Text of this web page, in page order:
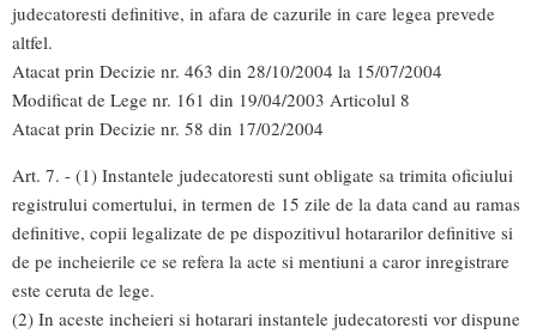
judecatoresti definitive, in afara de cazurile in care legea prevede
altfel.
Atacat prin Decizie nr. 463 din 28/10/2004 la 15/07/2004
Modificat de Lege nr. 161 din 19/04/2003 Articolul 8
Atacat prin Decizie nr. 58 din 17/02/2004
Art. 7. - (1) Instantele judecatoresti sunt obligate sa trimita oficiului
registrului comertului, in termen de 15 zile de la data cand au ramas
definitive, copii legalizate de pe dispozitivul hotararilor definitive si
de pe incheierile ce se refera la acte si mentiuni a caror inregistrare
este ceruta de lege.
(2) In aceste incheieri si hotarari instantele judecatoresti vor dispune